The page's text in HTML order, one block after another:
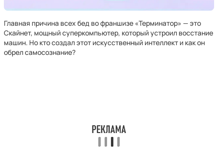
Главная причина всех бед во франшизе «Терминатор» — это
Скайнет, мощный суперкомпьютер, который устроил восстание
машин. Но кто создал этот искусственный интеллект и как он
обрел самосознание?